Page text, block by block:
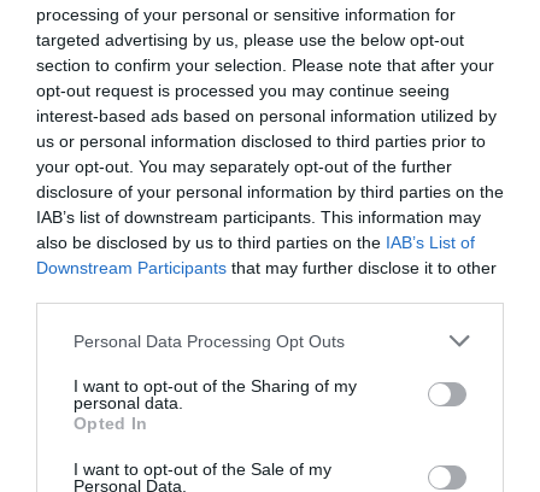
processing of your personal or sensitive information for
targeted advertising by us, please use the below opt-out
section to confirm your selection. Please note that after your
opt-out request is processed you may continue seeing
interest-based ads based on personal information utilized by
us or personal information disclosed to third parties prior to
your opt-out. You may separately opt-out of the further
disclosure of your personal information by third parties on the
IAB’s list of downstream participants. This information may
also be disclosed by us to third parties on the IAB’s List of
Downstream Participants that may further disclose it to other
Please note that this website/app uses one or more Google
not limited to your visit or usage behaviour. You may click to
grant or deny consent to Google and its third-party tags to
use your data for below specified purposes in below Google
consent section.
Personal Data Processing Opt Outs
I want to opt-out of the Sharing of my
personal data.
Opted In
I want to opt-out of the Sale of my
Personal Data.
SOKKAL DRÁMAIBB, MINT A
NYUGODT
SUGALLJA
2026-08-07
SZÍNES HALAKBÓL ÁLL: MOST
500 EDDIG ISMERETLEN
2026-08-06